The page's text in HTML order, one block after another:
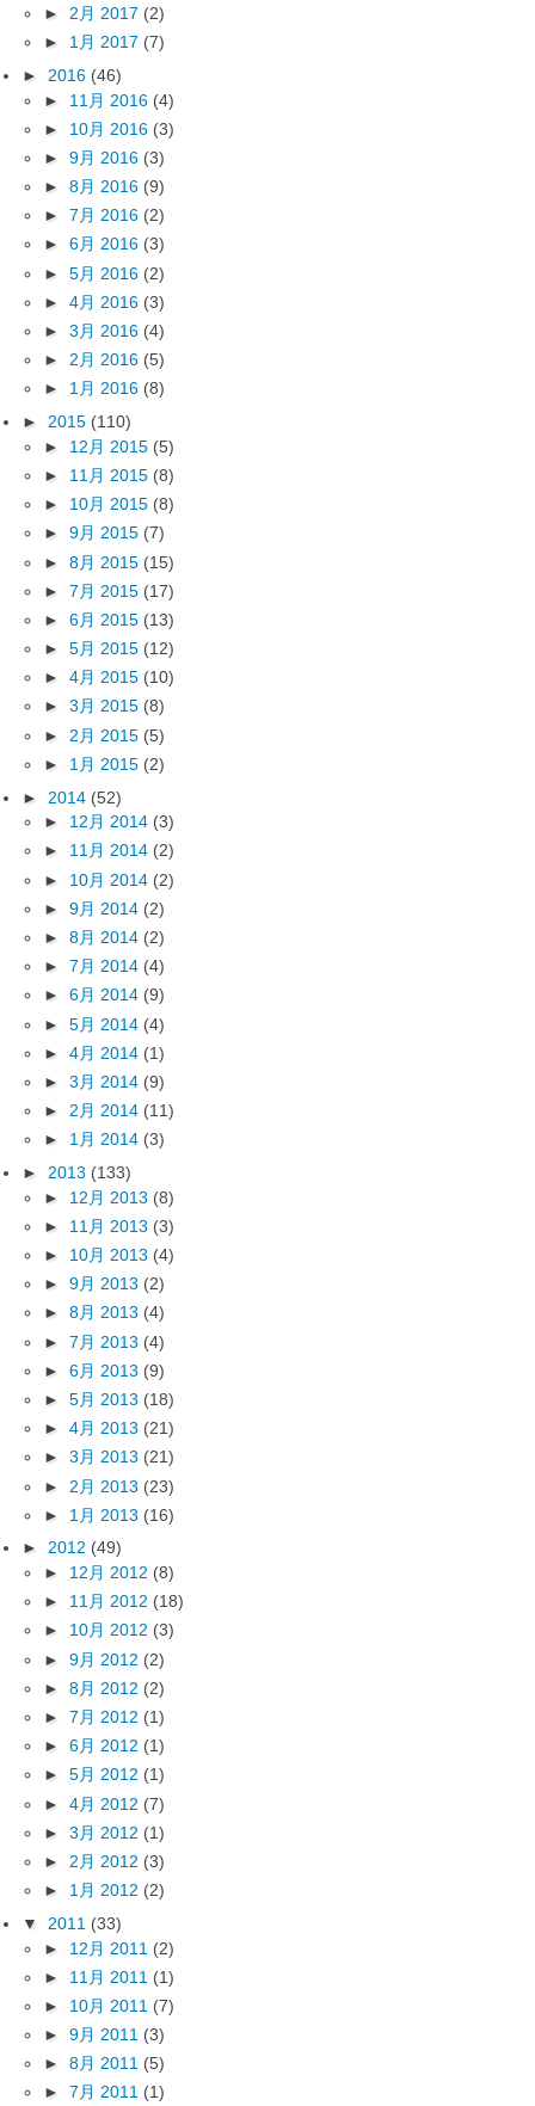
► 2月 2017 (2)
► 1月 2017 (7)
► 2016 (46)
► 11月 2016 (4)
► 10月 2016 (3)
► 9月 2016 (3)
► 8月 2016 (9)
► 7月 2016 (2)
► 6月 2016 (3)
► 5月 2016 (2)
► 4月 2016 (3)
► 3月 2016 (4)
► 2月 2016 (5)
► 1月 2016 (8)
► 2015 (110)
► 12月 2015 (5)
► 11月 2015 (8)
► 10月 2015 (8)
► 9月 2015 (7)
► 8月 2015 (15)
► 7月 2015 (17)
► 6月 2015 (13)
► 5月 2015 (12)
► 4月 2015 (10)
► 3月 2015 (8)
► 2月 2015 (5)
► 1月 2015 (2)
► 2014 (52)
► 12月 2014 (3)
► 11月 2014 (2)
► 10月 2014 (2)
► 9月 2014 (2)
► 8月 2014 (2)
► 7月 2014 (4)
► 6月 2014 (9)
► 5月 2014 (4)
► 4月 2014 (1)
► 3月 2014 (9)
► 2月 2014 (11)
► 1月 2014 (3)
► 2013 (133)
► 12月 2013 (8)
► 11月 2013 (3)
► 10月 2013 (4)
► 9月 2013 (2)
► 8月 2013 (4)
► 7月 2013 (4)
► 6月 2013 (9)
► 5月 2013 (18)
► 4月 2013 (21)
► 3月 2013 (21)
► 2月 2013 (23)
► 1月 2013 (16)
► 2012 (49)
► 12月 2012 (8)
► 11月 2012 (18)
► 10月 2012 (3)
► 9月 2012 (2)
► 8月 2012 (2)
► 7月 2012 (1)
► 6月 2012 (1)
► 5月 2012 (1)
► 4月 2012 (7)
► 3月 2012 (1)
► 2月 2012 (3)
► 1月 2012 (2)
▼ 2011 (33)
► 12月 2011 (2)
► 11月 2011 (1)
► 10月 2011 (7)
► 9月 2011 (3)
► 8月 2011 (5)
► 7月 2011 (1)